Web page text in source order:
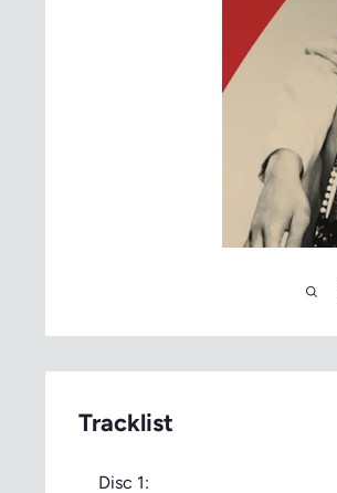
Tracklist
Disc 1: